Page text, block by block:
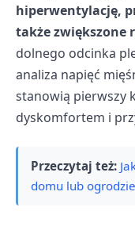
hiperwentylację,
także zwiększone
dolnego odcinka
analiza napięć
stanowią pierwszy
dyskomfortem i
Przeczytaj też:
domu lub ogrodzie